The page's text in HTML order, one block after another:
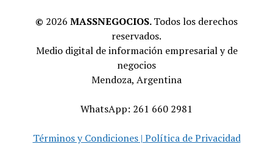
© 2026 MASSNEGOCIOS.Todos los derechos
reservados.
Medio digital de información empresarial y de
negocios
Mendoza, Argentina
WhatsApp: 261 660 2981
Términos y Condiciones | Política de Privacidad